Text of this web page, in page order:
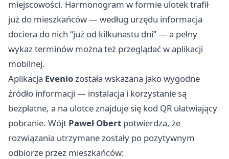
miejscowości. Harmonogram w formie ulotek trafił
już do mieszkańców — według urzędu informacja
dociera do nich “już od kilkunastu dni” — a pełny
wykaz terminów można też przeglądać w aplikacji
mobilnej.
Aplikacja Eveniozostała wskazana jako wygodne
źródło informacji — instalacja i korzystanie są
bezpłatne, a na ulotce znajduje się kod QR ułatwiający
pobranie. Wójt Paweł Obert potwierdza, że
rozwiązania utrzymane zostały po pozytywnym
odbiorze przez mieszkańców: